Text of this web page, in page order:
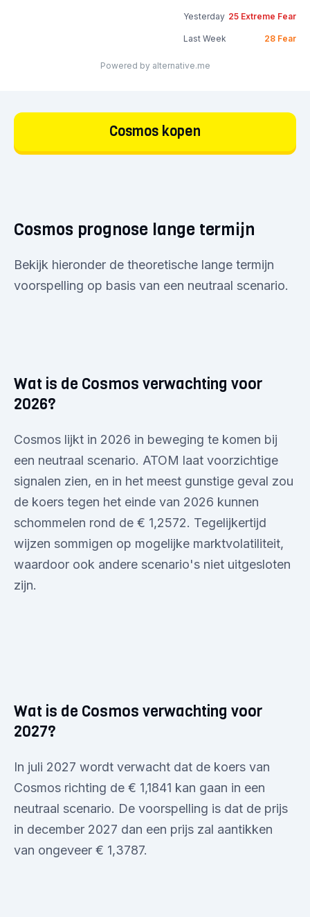
Yesterday 25 Extreme Fear
Last Week 28 Fear
Powered by alternative.me
Cosmos kopen
Cosmos prognose lange termijn
Bekijk hieronder de theoretische lange termijn
voorspelling op basis van een neutraal scenario.
Wat is de Cosmos verwachting voor
2026?
Cosmos lijkt in 2026 in beweging te komen bij
een neutraal scenario. ATOM laat voorzichtige
signalen zien, en in het meest gunstige geval zou
de koers tegen het einde van 2026 kunnen
schommelen rond de € 1,2572. Tegelijkertijd
wijzen sommigen op mogelijke marktvolatiliteit,
waardoor ook andere scenario's niet uitgesloten
zijn.
Wat is de Cosmos verwachting voor
2027?
In juli 2027 wordt verwacht dat de koers van
Cosmos richting de € 1,1841 kan gaan in een
neutraal scenario. De voorspelling is dat de prijs
in december 2027 dan een prijs zal aantikken
van ongeveer € 1,3787.